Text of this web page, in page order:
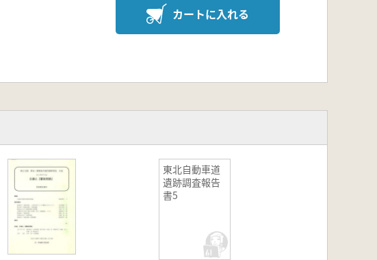
カートに入れる
東北自動車道
遺跡調査報告
書5